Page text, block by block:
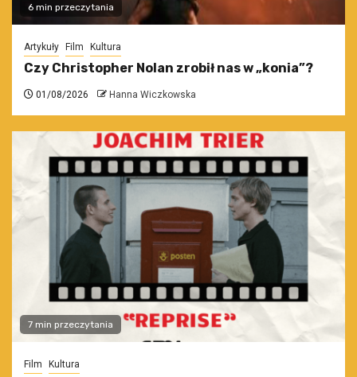
6 min przeczytania
Artykuły Film Kultura
Czy Christopher Nolan zrobił nas w „konia”?
01/08/2026 Hanna Wiczkowska
7 min przeczytania
Film Kultura